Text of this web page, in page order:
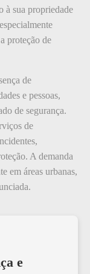
à sua propriedade
proteção de
de
e pessoas,
de segurança.
de
A demanda
em áreas urbanas,
e